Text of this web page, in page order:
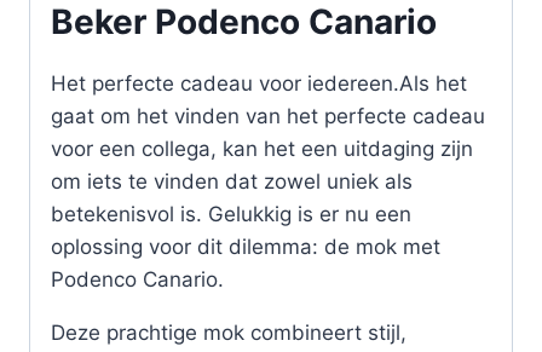
Beker Podenco Canario
Het perfecte cadeau voor iedereen.Als het
gaat om het vinden van het perfecte cadeau
voor een collega, kan het een uitdaging zijn
om iets te vinden dat zowel uniek als
betekenisvol is. Gelukkig is er nu een
oplossing voor dit dilemma: de mok met
Podenco Canario.
Deze prachtige mok combineert stijl,